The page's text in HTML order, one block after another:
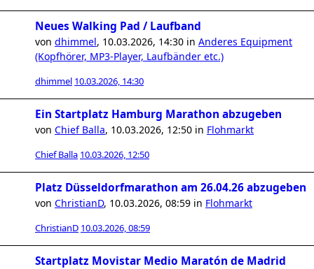
Neues Walking Pad / Laufband
von dhimmel, 10.03.2026, 14:30 in Anderes Equipment
(Kopfhörer, MP3-Player, Laufbänder etc.)
dhimmel 10.03.2026, 14:30
Ein Startplatz Hamburg Marathon abzugeben
von Chief Balla, 10.03.2026, 12:50 in Flohmarkt
Chief Balla 10.03.2026, 12:50
Platz Düsseldorfmarathon am 26.04.26 abzugeben
von ChristianD, 10.03.2026, 08:59 in Flohmarkt
ChristianD 10.03.2026, 08:59
Startplatz Movistar Medio Maratón de Madrid